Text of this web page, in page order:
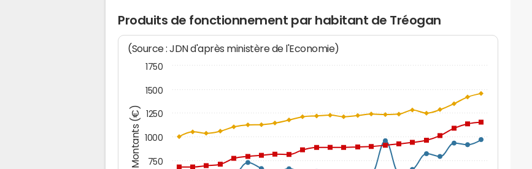
Produits de fonctionnement par habitant de Tréogan
Montants (€)
(Source : JDN d'après ministère de l'Economie)
750
1000
1250
1500
1750